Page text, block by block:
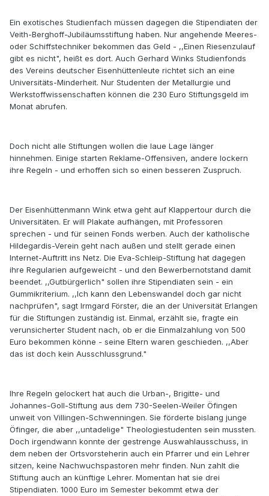
Ein exotisches Studienfach müssen dagegen die Stipendiaten der
Veith-Berghoff-Jubiläumsstiftung haben. Nur angehende Meeres-
oder Schiffstechniker bekommen das Geld - ,,Einen Riesenzulauf
gibt es nicht", heißt es dort. Auch Gerhard Winks Studienfonds
des Vereins deutscher Eisenhüttenleute richtet sich an eine
Universitäts-Minderheit. Nur Studenten der Metallurgie und
Werkstoffwissenschaften können die 230 Euro Stiftungsgeld im
Monat abrufen.
Doch nicht alle Stiftungen wollen die laue Lage länger
hinnehmen. Einige starten Reklame-Offensiven, andere lockern
ihre Regeln - und erhoffen sich so einen besseren Zuspruch.
Der Eisenhüttenmann Wink etwa geht auf Klappertour durch die
Universitäten. Er will Plakate aufhängen, mit Professoren
sprechen - und für seinen Fonds werben. Auch der katholische
Hildegardis-Verein geht nach außen und stellt gerade einen
Internet-Auftritt ins Netz. Die Eva-Schleip-Stiftung hat dagegen
ihre Regularien aufgeweicht - und den Bewerbernotstand damit
beendet. ,,Gutbürgerlich" sollen ihre Stipendiaten sein - ein
Gummikriterium. ,,Ich kann den Lebenswandel doch gar nicht
nachprüfen", sagt Irmgard Förster, die an der Universität Erlangen
für die Stiftungen zuständig ist. Einmal, erzählt sie, fragte ein
verunsicherter Student nach, ob er die Einmalzahlung von 500
Euro bekommen könne - seine Eltern waren geschieden. ,,Aber
das ist doch kein Ausschlussgrund."
Ihre Regeln gelockert hat auch die Urban-, Brigitte- und
Johannes-Goll-Stiftung aus dem 730-Seelen-Weiler Öfingen
unweit von Villingen-Schwenningen. Sie förderte bislang junge
Öfinger, die aber ,,untadelige" Theologiestudenten sein mussten.
Doch irgendwann konnte der gestrenge Auswahlausschuss, in
dem neben der Ortsvorsteherin auch ein Pfarrer und ein Lehrer
sitzen, keine Nachwuchspastoren mehr finden. Nun zahlt die
Stiftung auch an künftige Lehrer. Momentan hat sie drei
Stipendiaten. 1000 Euro im Semester bekommt etwa der